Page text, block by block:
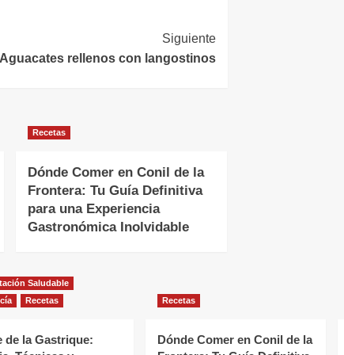
Siguiente
Aguacates rellenos con langostinos
Recetas
Dónde Comer en Conil de la
Frontera: Tu Guía Definitiva
para una Experiencia
Gastronómica Inolvidable
Saludable
Recetas
de la Gastrique:
Recetas
Dónde Comer en Conil de la